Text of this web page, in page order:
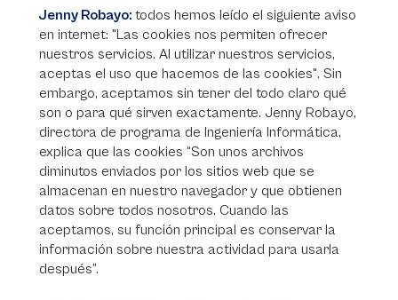
Jenny Robayo: todos hemos leído el siguiente aviso
en internet: "Las cookies nos permiten ofrecer
nuestros servicios. Al utilizar nuestros servicios,
aceptas el uso que hacemos de las cookies". Sin
embargo, aceptamos sin tener del todo claro qué
son o para qué sirven exactamente. Jenny Robayo,
directora de programa de Ingeniería Informática,
explica que las cookies “Son unos archivos
diminutos enviados por los sitios web que se
almacenan en nuestro navegador y que obtienen
datos sobre todos nosotros. Cuando las
aceptamos, su función principal es conservar la
información sobre nuestra actividad para usarla
después”.